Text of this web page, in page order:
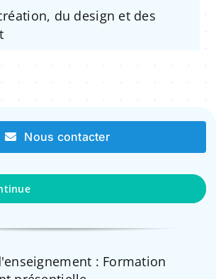
du design et des
Nous contacter
: Formation